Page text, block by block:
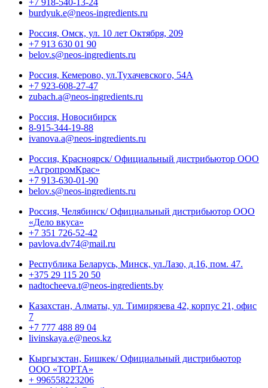
+7 918-540-13-24
burdyuk.e@neos-ingredients.ru
Россия, Омск, ул. 10 лет Октября, 209
+7 913 630 01 90
belov.s@neos-ingredients.ru
Россия, Кемерово, ул.Тухачевского, 54А
+7 923-608-27-47
zubach.a@neos-ingredients.ru
Россия, Новосибирск
8-915-344-19-88
ivanova.a@neos-ingredients.ru
Россия, Красноярск/ Официальный дистрибьютор ООО
«АгропромКрас»
+7 913-630-01-90
belov.s@neos-ingredients.ru
Россия, Челябинск/ Официальный дистрибьютор ООО
«Дело вкуса»
+7 351 726-52-42
pavlova.dv74@mail.ru
Республика Беларусь, Минск, ул.Лазо, д.16, пом. 47.
+375 29 115 20 50
nadtocheeva.t@neos-ingredients.by
Казахстан, Алматы, ул. Тимирязева 42, корпус 21, офис
7
+7 777 488 89 04
livinskaya.e@neos.kz
Кыргызстан, Бишкек/ Официальный дистрибьютор
ООО «ТОРТА»
+ 996558223206